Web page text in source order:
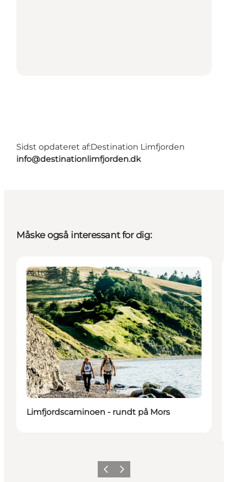
Sidst opdateret af:Destination Limfjorden
info@destinationlimfjorden.dk
Måske også interessant for dig:
Aktiviteter
Limfjordscaminoen - rundt på Mors
Forrige billede
Næste billede